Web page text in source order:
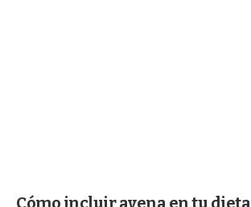
Cómo incluir avena en tu dieta